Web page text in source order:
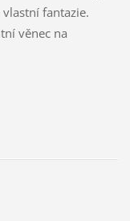
fantazie.
věnec na